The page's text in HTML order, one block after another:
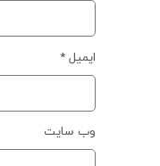
ایمیل *
وب‌ سایت